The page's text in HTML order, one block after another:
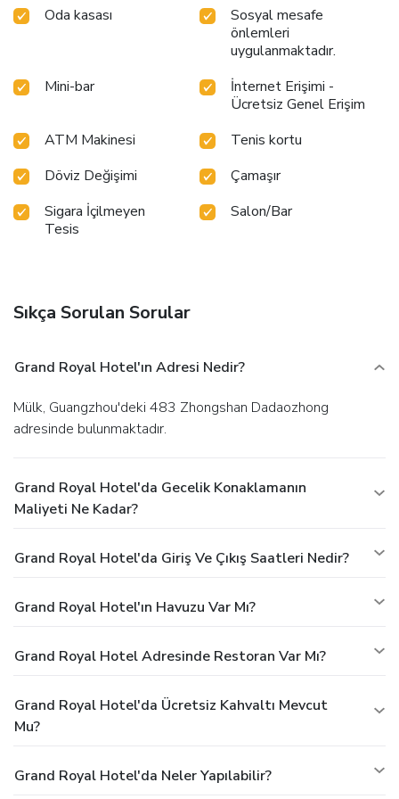
travelers at the hotel's bar.During your stay at hotel, an
array of engaging activities and amenities guarantees a
delightful experience. Conclude your holiday perfectly with
a visit to massage, salon, spa and sauna on your final days.
Discover the fitness amenities at hotel to maintain your
health and strength during your getaway.
Oda kasası
Sosyal mesafe
önlemleri
uygulanmaktadır.
Mini-bar
İnternet Erişimi -
Ücretsiz Genel Erişim
ATM Makinesi
Tenis kortu
Döviz Değişimi
Çamaşır
Sigara İçilmeyen
Tesis
Salon/Bar
Sıkça Sorulan Sorular
Grand Royal Hotel'ın Adresi Nedir?
Mülk, Guangzhou'deki 483 Zhongshan Dadaozhong
adresinde bulunmaktadır.
Grand Royal Hotel'da Gecelik Konaklamanın
Maliyeti Ne Kadar?
Grand Royal Hotel'da Giriş Ve Çıkış Saatleri Nedir?
Grand Royal Hotel'ın Havuzu Var Mı?
Grand Royal Hotel Adresinde Restoran Var Mı?
Grand Royal Hotel'da Ücretsiz Kahvaltı Mevcut
Mu?
Grand Royal Hotel'da Neler Yapılabilir?